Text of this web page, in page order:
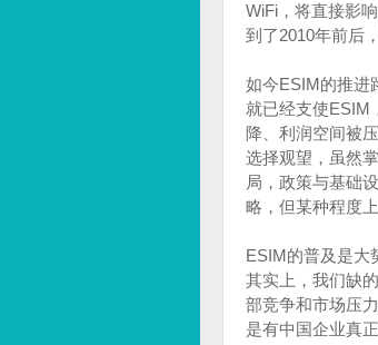
WiFi，将直接影
到了2010年前后
如今ESIM的推进
就已经支使ESIM
降、利润空间被
选择观望，虽然
局，政策与基础
略，但某种程度
ESIM的普及是大
其实上，我们缺
部竞争和市场压
是有中国企业真